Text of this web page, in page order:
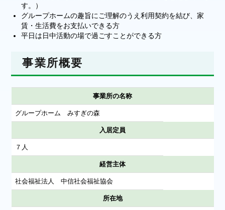
す。）
グループホームの趣旨にご理解のうえ利用契約を結び、家
賃・生活費をお支払いできる方
平日は日中活動の場で過ごすことができる方
事業所概要
事業所の名称
グループホーム みすぎの森
入居定員
７人
経営主体
社会福祉法人 中信社会福祉協会
所在地